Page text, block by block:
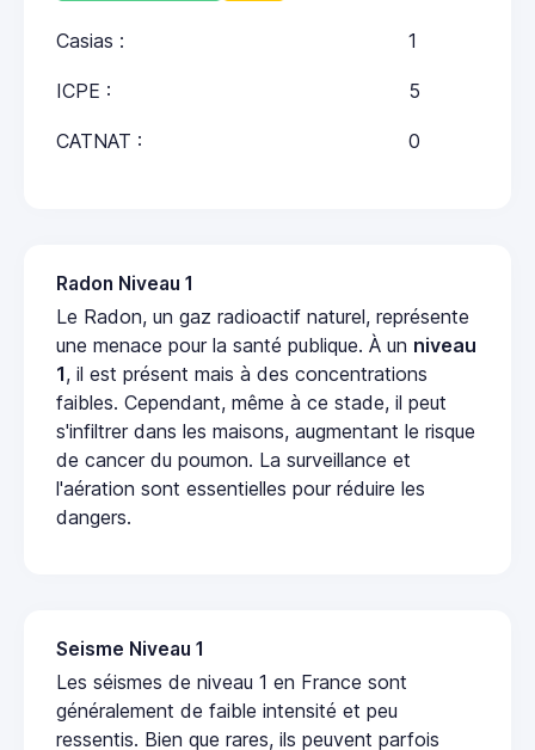
Casias : 1
ICPE : 5
CATNAT : 0
Radon Niveau 1
Le Radon, un gaz radioactif naturel, représente
une menace pour la santé publique. À un niveau
1, il est présent mais à des concentrations
faibles. Cependant, même à ce stade, il peut
s'infiltrer dans les maisons, augmentant le risque
de cancer du poumon. La surveillance et
l'aération sont essentielles pour réduire les
dangers.
Seisme Niveau 1
Les séismes de niveau 1 en France sont
généralement de faible intensité et peu
ressentis. Bien que rares, ils peuvent parfois